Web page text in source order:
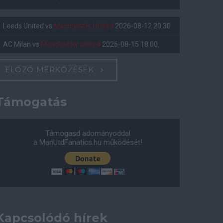
Leeds United vs Manchester United 2026-08-12 20:30
AC Milan vs Manchester United 2026-08-15 18:00
ELŐZŐ MÉRKŐZÉSEK
Támogasd adományoddal
a ManUtdFanatics.hu működését!
hírek